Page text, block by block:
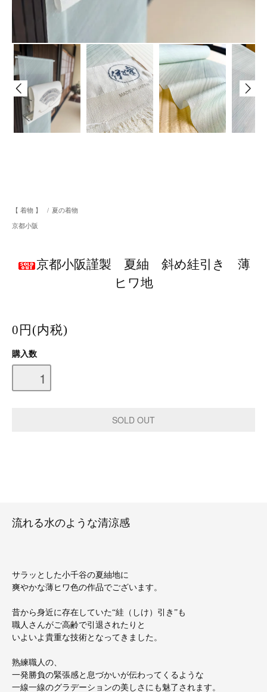
【 着物 】 / 夏の着物
京都小阪
京都小阪謹製 夏紬 斜め絓引き 薄
ヒワ地
0円(内税)
購入数
流れる水のような清涼感
サラッとした小千谷の夏紬地に
爽やかな薄ヒワ色の作品でございます。
昔から身近に存在していた“絓（しけ）引き”も
職人さんがご高齢で引退されたりと
いよいよ貴重な技術となってきました。
熟練職人の、
一発勝負の緊張感と息づかいが伝わってくるような
一線一線のグラデーションの美しさにも魅了されます。